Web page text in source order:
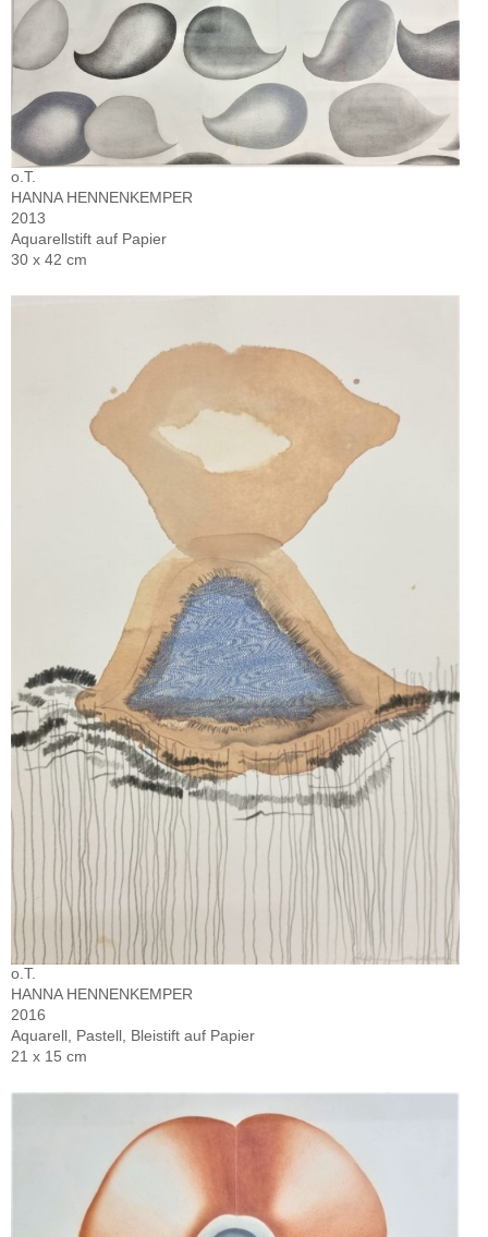
o.T.
HANNA HENNENKEMPER
2013
Aquarellstift auf Papier
30 x 42 cm
o.T.
HANNA HENNENKEMPER
2016
Aquarell, Pastell, Bleistift auf Papier
21 x 15 cm